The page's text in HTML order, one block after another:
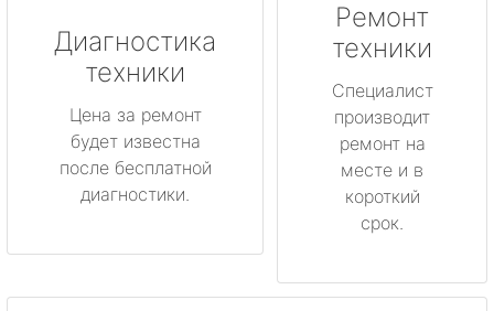
Диагностика
техники
Цена за ремонт
будет известна
после бесплатной
диагностики.
Ремонт
техники
Специалист
производит
ремонт на
месте и в
короткий
срок.